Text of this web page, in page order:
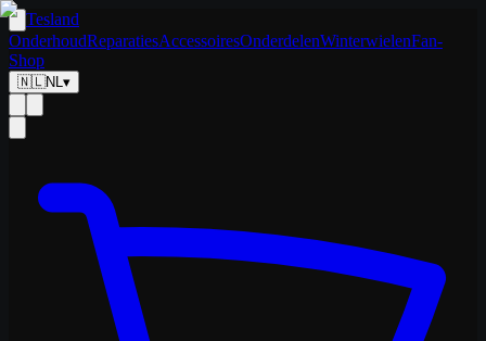
Tesland
OnderhoudReparatiesAccessoiresOnderdelenWinterwielenFan-
Shop
🇳🇱NL▾